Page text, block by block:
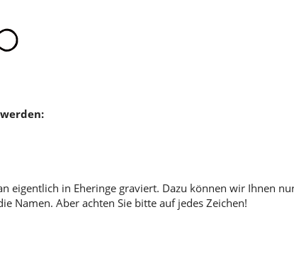
eigentlich in Eheringe graviert. Dazu können wir Ihnen
Namen. Aber achten Sie bitte auf jedes Zeichen!